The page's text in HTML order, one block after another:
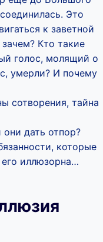
Это
к заветной
Кто такие
голос, молящий о
умерли? И почему
сотворения, тайна
дать отпор?
которые
иллюзорна…